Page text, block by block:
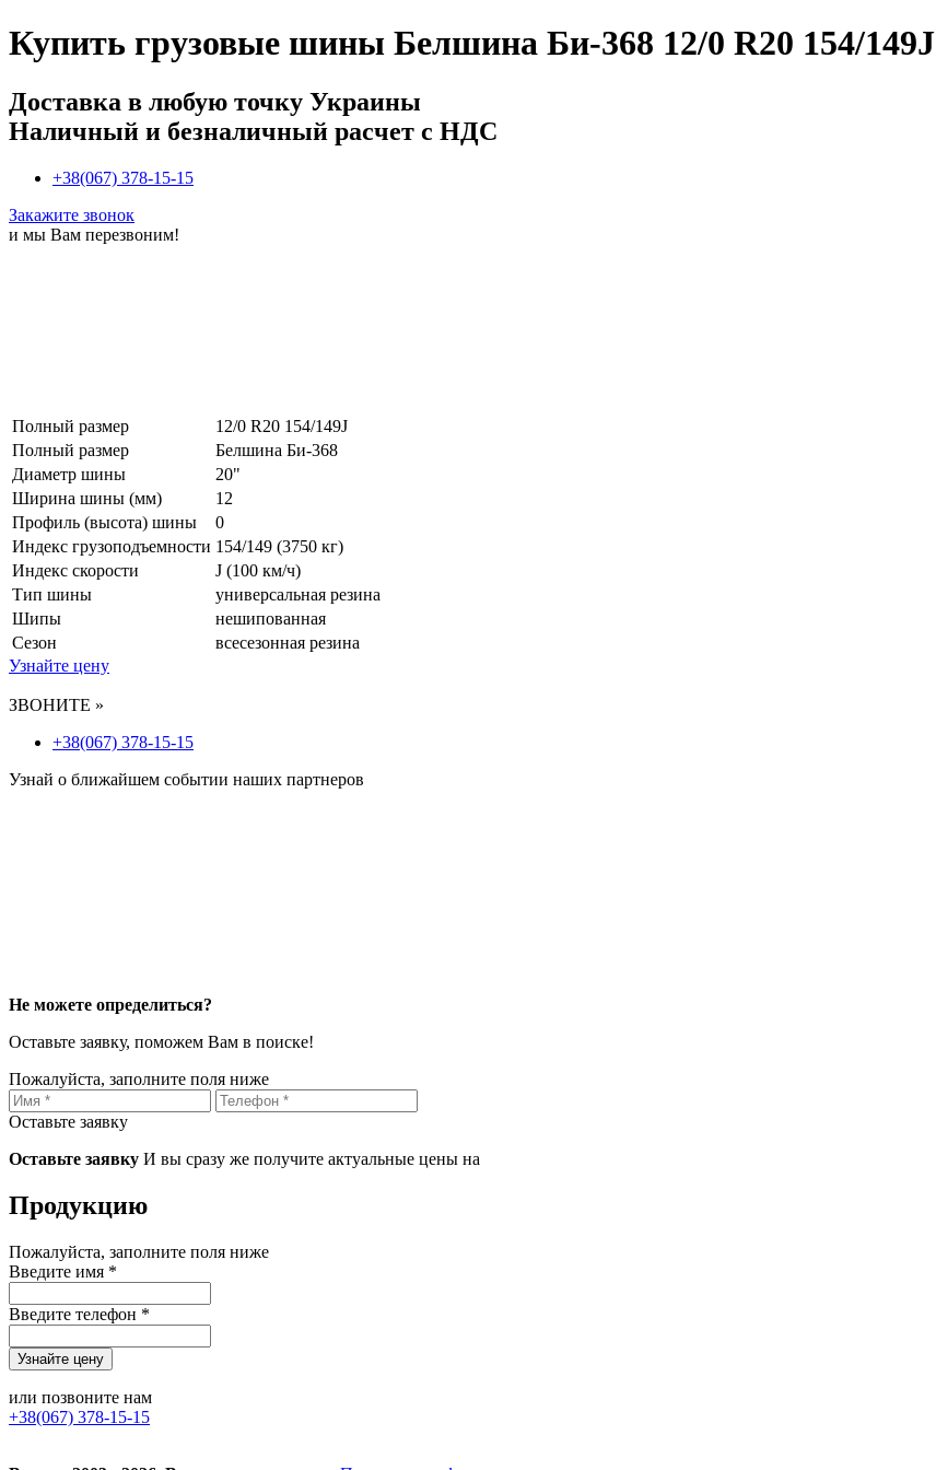
Купить грузовые шины Белшина Би-368 12/0 R20 154/149J
Доставка в любую точку Украины
Наличный и безналичный расчет с НДС
+38(067) 378-15-15
Закажите звонок
и мы Вам перезвоним!
Полный размер
12/0 R20 154/149J
Полный размер
Белшина Би-368
Диаметр шины
20"
Ширина шины (мм)
12
Профиль (высота) шины
0
Индекс грузоподъемности 154/149 (3750 кг)
Индекс скорости
J (100 км/ч)
Тип шины
универсальная резина
Шипы
нешипованная
Сезон
всесезонная резина
Узнайте цену
ЗВОНИТЕ »
+38(067) 378-15-15
Узнай о ближайшем событии наших партнеров
Не можете определиться?
Оставьте заявку, поможем Вам в поиске!
Пожалуйста, заполните поля ниже
Оставьте заявку
Оставьте заявку И вы сразу же получите актуальные цены на
Продукцию
Пожалуйста, заполните поля ниже
Введите имя *
Введите телефон *
или позвоните нам
+38(067) 378-15-15